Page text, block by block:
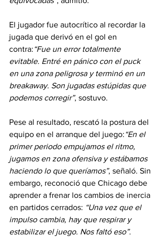
El jugador fue autocrítico al recordar la
jugada que derivó en el gol en
contra: “Fue un error totalmente
evitable. Entré en pánico con el puck
en una zona peligrosa y terminó en un
breakaway. Son jugadas estúpidas que
podemos corregir”, sostuvo.
Pese al resultado, rescató la postura del
equipo en el arranque del juego: “En el
primer periodo empujamos el ritmo,
jugamos en zona ofensiva y estábamos
haciendo lo que queríamos”, señaló. Sin
embargo, reconoció que Chicago debe
aprender a frenar los cambios de inercia
en partidos cerrados: “Una vez que el
impulso cambia, hay que respirar y
estabilizar el juego. Nos faltó eso”.